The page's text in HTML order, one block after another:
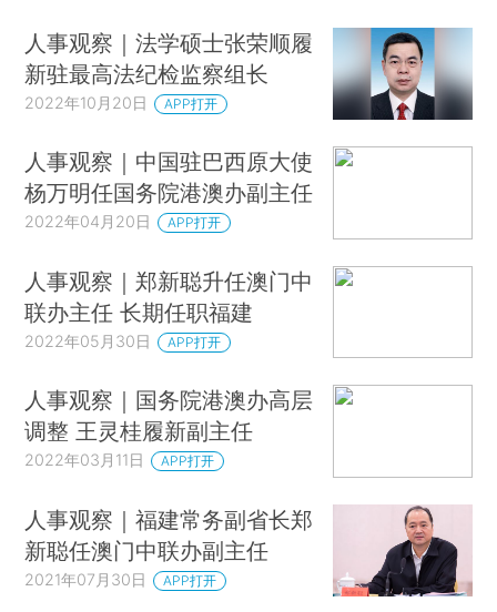
人事观察｜法学硕士张荣顺履
新驻最高法纪检监察组长
2022年10月20日 APP打开
人事观察｜中国驻巴西原大使
杨万明任国务院港澳办副主任
2022年04月20日 APP打开
人事观察｜郑新聪升任澳门中
联办主任 长期任职福建
2022年05月30日 APP打开
人事观察｜国务院港澳办高层
调整 王灵桂履新副主任
2022年03月11日 APP打开
人事观察｜福建常务副省长郑
新聪任澳门中联办副主任
2021年07月30日 APP打开